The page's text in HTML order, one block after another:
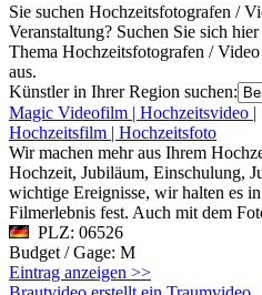
Sie suchen Hochzeitsfotografen /
Veranstaltung? Suchen Sie sich
Thema Hochzeitsfotografen /
aus.
Künstler in Ihrer Region suchen:
Magic Videofilm | Hochzeitsvideo |
Hochzeitsfilm | Hochzeitsfoto
Wir machen mehr aus Ihrem
Hochzeit, Jubiläum, Einschulung,
wichtige Ereignisse, wir halten es
Filmerlebnis fest. Auch mit dem
PLZ: 06526
Budget / Gage: M
Eintrag anzeigen >>